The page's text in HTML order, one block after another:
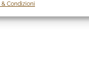
Condizioni